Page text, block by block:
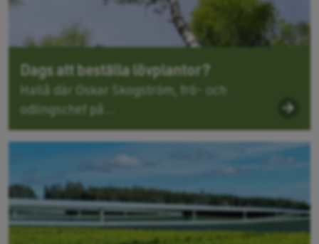
Dags att beställa lövplantor?
Hallå där Oskar Skogström, frö- och
odlingschef på...